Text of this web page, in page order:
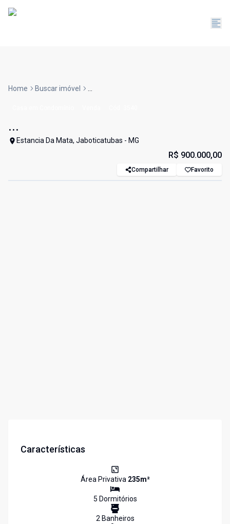
Home Buscar imóvel ...
...
Estancia Da Mata, Jaboticatubas - MG
R$ 900.000,00
Compartilhar Favorito
Características
Área Privativa 235m²
5 Dormitórios
2Banheiros